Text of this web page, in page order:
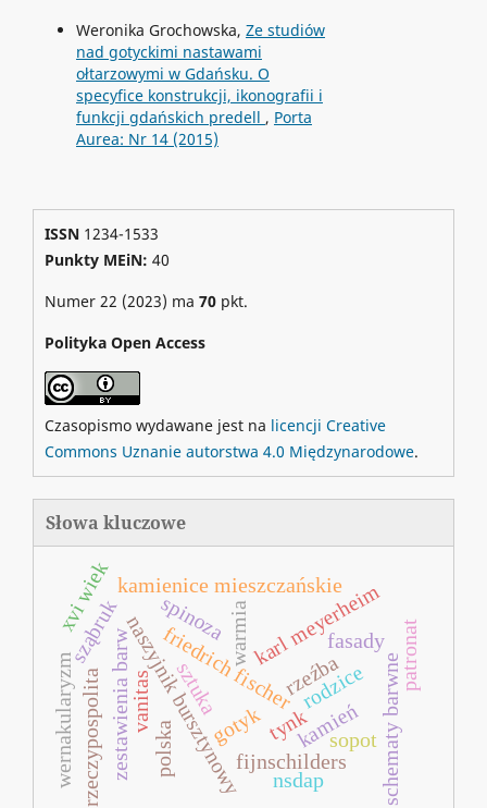
Weronika Grochowska, Ze studiów
nad gotyckimi nastawami
ołtarzowymi w Gdańsku. O
specyfice konstrukcji, ikonografii i
funkcji gdańskich predell , Porta
Aurea: Nr 14 (2015)
ISSN 1234-1533
Punkty MEiN: 40
Numer 22 (2023) ma 70pkt.
Polityka Open Access
Czasopismo wydawane jest na licencji Creative
Commons Uznanie autorstwa 4.0 Międzynarodowe.
Słowa kluczowe
friedrich fischer
tynk
warmia
polska
naszyjnik bursztynowy rodzice
karl meyerheim
rzeźba
kamień
kamienice mieszczańskie
gotyk
fasady
zestawienia barw schematy barwne
fijnschilders
vanitas
sząbruk
xvi wiek
sztuka patronat
nsdap
wernakularyzm sopot
spinoza
rzeczypospolita